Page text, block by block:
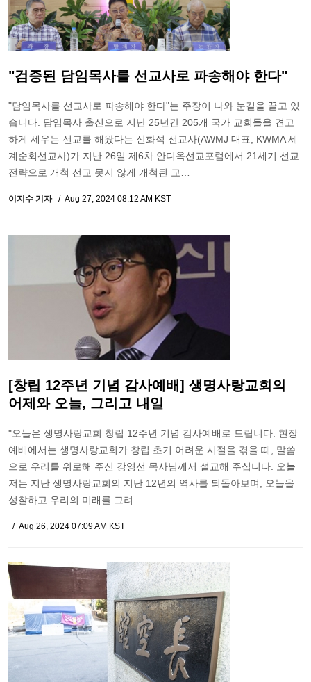
"검증된 담임목사를 선교사로 파송해야 한다"
"담임목사를 선교사로 파송해야 한다"는 주장이 나와 눈길을 끌고 있
습니다. 담임목사 출신으로 지난 25년간 205개 국가 교회들을 견고
하게 세우는 선교를 해왔다는 신화석 선교사(AWMJ 대표, KWMA 세
계순회선교사)가 지난 26일 제6차 안디옥선교포럼에서 21세기 선교
전략으로 개척 선교 못지 않게 개척된 교…
이지수 기자 Aug 27, 2024 08:12 AM KST
[창립 12주년 기념 감사예배] 생명사랑교회의
어제와 오늘, 그리고 내일
"오늘은 생명사랑교회 창립 12주년 기념 감사예배로 드립니다. 현장
예배에서는 생명사랑교회가 창립 초기 어려운 시절을 겪을 때, 말씀
으로 우리를 위로해 주신 강영선 목사님께서 설교해 주십니다. 오늘
저는 지난 생명사랑교회의 지난 12년의 역사를 되돌아보며, 오늘을
성찰하고 우리의 미래를 그려 …
Aug 26, 2024 07:09 AM KST